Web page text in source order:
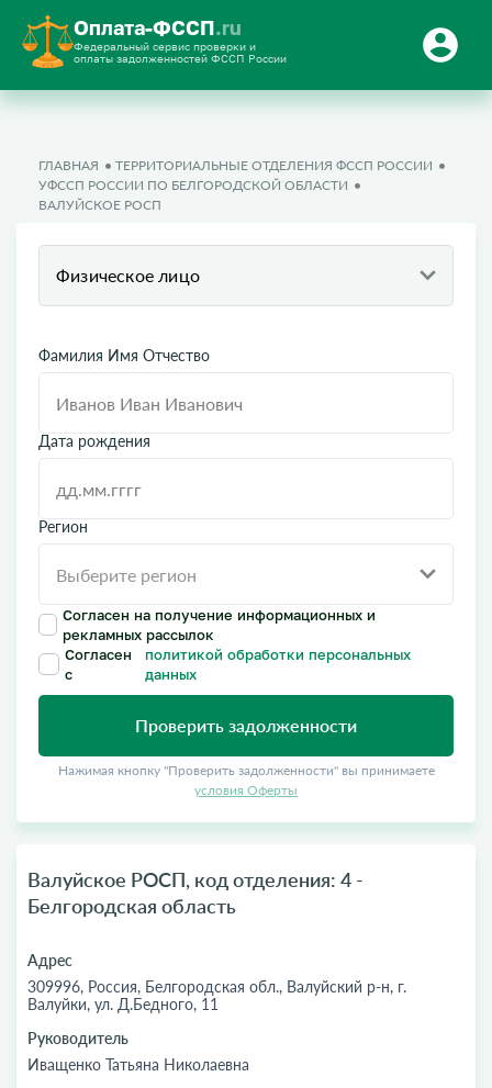
Оплата-ФССП.ru
Федеральный сервис проверки и
оплаты задолженностей ФССП России
ГЛАВНАЯ
ТЕРРИТОРИАЛЬНЫЕ ОТДЕЛЕНИЯ ФССП РОССИИ
УФССП РОССИИ ПО БЕЛГОРОДСКОЙ ОБЛАСТИ
ВАЛУЙСКОЕ РОСП
Физическое лицо
Фамилия Имя Отчество
Дата рождения
Регион
Согласен на получение информационных и
рекламных рассылок
Согласен
с
политикой обработки персональных
данных
Проверить задолженности
Нажимая кнопку "Проверить задолженности" вы принимаете
условия Оферты
Валуйское РОСП, код отделения: 4 -
Белгородская область
Адрес
309996, Россия, Белгородская обл., Валуйский р-н, г.
Валуйки, ул. Д.Бедного, 11
Руководитель
Иващенко Татьяна Николаевна